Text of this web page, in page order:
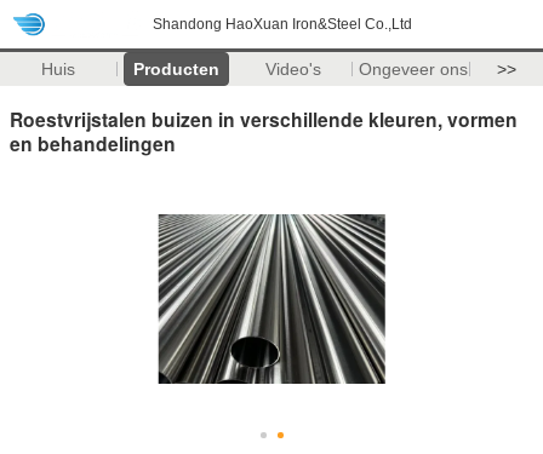
Shandong HaoXuan Iron&Steel Co.,Ltd
Huis Producten Video's Ongeveer ons >>
Roestvrijstalen buizen in verschillende kleuren, vormen
en behandelingen